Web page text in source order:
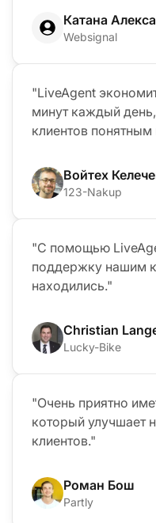
Катана
Websignal
"LiveAgent
минут каждый
клиентов
Войтех
123-Nakup
"С помощью
поддержку нашим
находились."
Christian
Lucky-Bike
"Очень приятно
который улучшает
клиентов."
Роман Бош
Partly